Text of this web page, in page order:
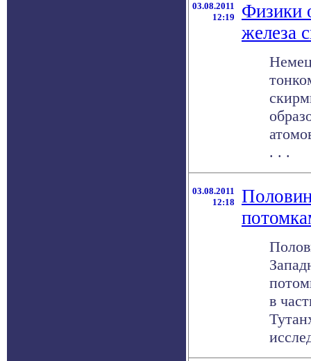
03.08.2011
12:19
Физики
железа
. . .
03.08.2011
12:18
в